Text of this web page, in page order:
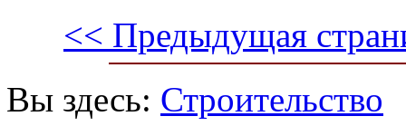
<< Предыдущая
Вы здесь: Строительство